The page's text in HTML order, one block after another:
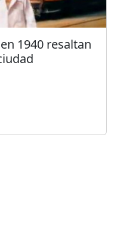
1940 resaltan